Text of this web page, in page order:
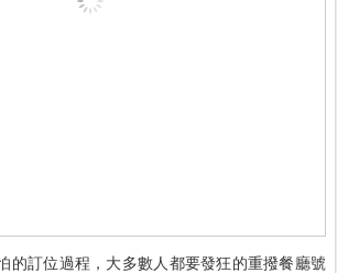
的訂位過程，大多數人都要發狂的重撥餐廳號